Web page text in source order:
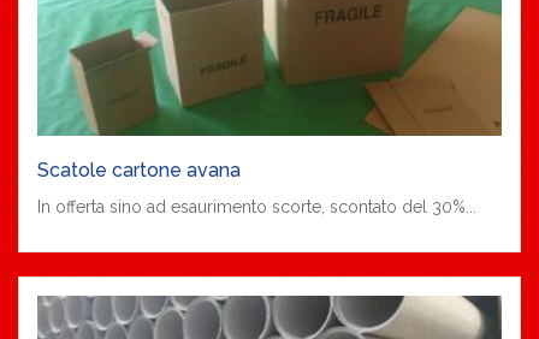
Scatole cartone avana
In offerta sino ad esaurimento scorte, scontato del 30%...